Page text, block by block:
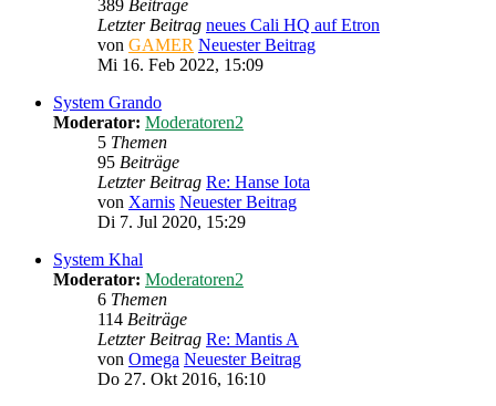
389 Beiträge
Letzter Beitrag neues Cali HQ auf Etron
von GAMER Neuester Beitrag
Mi 16. Feb 2022, 15:09
System Grando
Moderator: Moderatoren2
5 Themen
95 Beiträge
Letzter Beitrag Re: Hanse Iota
von Xarnis Neuester Beitrag
Di 7. Jul 2020, 15:29
System Khal
Moderator: Moderatoren2
6 Themen
114 Beiträge
Letzter Beitrag Re: Mantis A
von Omega Neuester Beitrag
Do 27. Okt 2016, 16:10